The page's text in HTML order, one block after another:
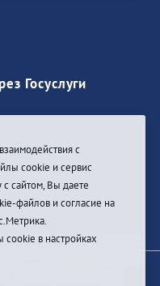
Госуслуги
сайта ссылка на
с
cookie и сервис
сайтом, Вы даете
файлов и согласие на
в настройках